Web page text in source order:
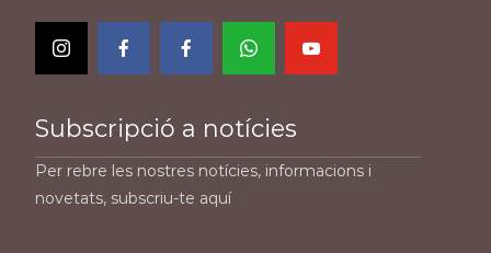
Subscripció a notícies
Per rebre les nostres notícies, informacions i
novetats, subscriu-te aquí